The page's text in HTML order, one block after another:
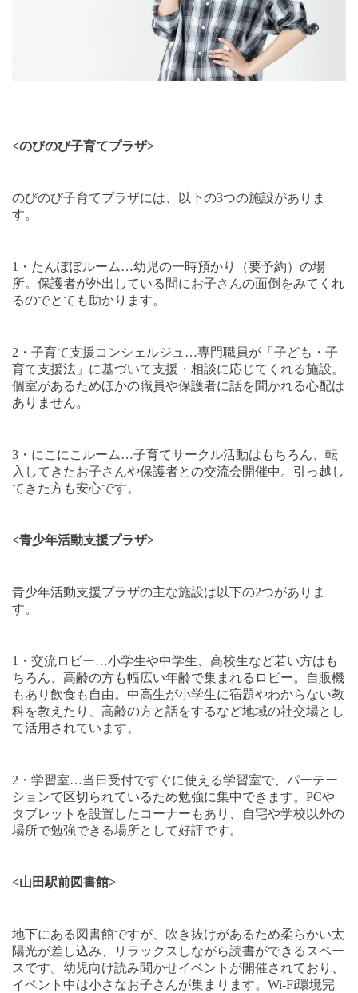
<のびのび子育てプラザ>
のびのび子育てプラザには、以下の3つの施設がありま
す。
1 ・たんぽぽルーム…幼児の一時預かり（要予約）の場
所。保護者が外出している間にお子さんの面倒をみてくれ
るのでとても助かります。
2 ・子育て支援コンシェルジュ…専門職員が「子ども・子
育て支援法」に基づいて支援・相談に応じてくれる施設。
個室があるためほかの職員や保護者に話を聞かれる心配は
ありません。
3 ・にこにこルーム…子育てサークル活動はもちろん、転
入してきたお子さんや保護者との交流会開催中。引っ越し
てきた方も安心です。
<青少年活動支援プラザ>
青少年活動支援プラザの主な施設は以下の2つがありま
す。
1 ・交流ロビー…小学生や中学生、高校生など若い方はも
ちろん、高齢の方も幅広い年齢で集まれるロビー。自販機
もあり飲食も自由。中高生が小学生に宿題やわからない教
科を教えたり、高齢の方と話をするなど地域の社交場とし
て活用されています。
2 ・学習室…当日受付ですぐに使える学習室で、パーテー
ションで区切られているため勉強に集中できます。 PCや
タブレットを設置したコーナーもあり、自宅や学校以外の
場所で勉強できる場所として好評です。
<山田駅前図書館>
地下にある図書館ですが、吹き抜けがあるため柔らかい太
陽光が差し込み、リラックスしながら読書ができるスペー
スです。幼児向け読み聞かせイベントが開催されており、
イベント中は小さなお子さんが集まります。 Wi-Fi環境完